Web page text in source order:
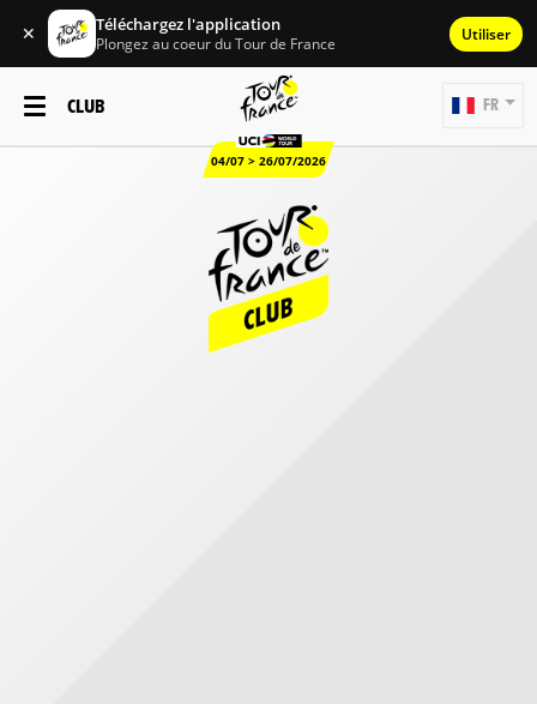
✕ Téléchargez l'application
Plongez au coeur du Tour de France Utiliser
CLUB
04/07 > 26/07/2026
FR